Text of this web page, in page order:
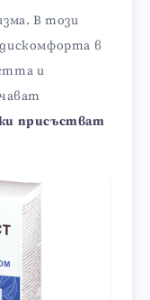
В този
в
и
присъстват